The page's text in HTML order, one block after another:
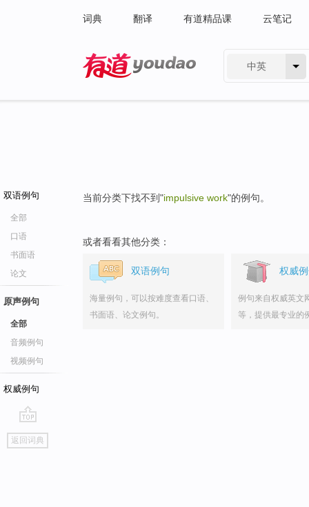
词典 翻译 有道精品课 云笔记
中英
双语例句
全部
口语
书面语
论文
原声例句
全部
音频例句
视频例句
权威例句
go
top
返回词典
当前分类下找不到"impulsive work"的例句。
或者看看其他分类：
双语例句
海量例句，可以按难度查看口语、
书面语、论文例句。
权威
例句来自权威英文
等，提供最专业的